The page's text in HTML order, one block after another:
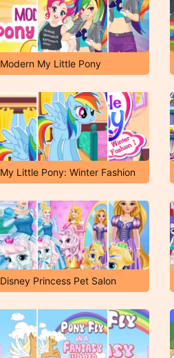
Modern My Little Pony
My Little Pony: Winter Fashion
Disney Princess Pet Salon